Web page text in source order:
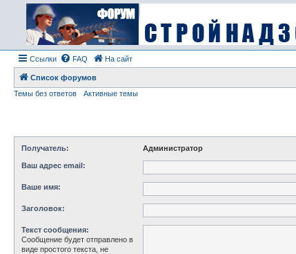
Ссылки FAQ На сайт
Список форумов
Темы без ответов
Активные темы
Получатель: Администратор
Ваш адрес email:
Ваше имя:
Заголовок:
Текст сообщения:
Сообщение будет отправлено в
виде простого текста, не